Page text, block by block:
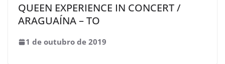
QUEEN EXPERIENCE IN CONCERT /
ARAGUAÍNA – TO
1 de outubro de 2019